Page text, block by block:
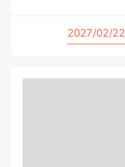
2027/02/